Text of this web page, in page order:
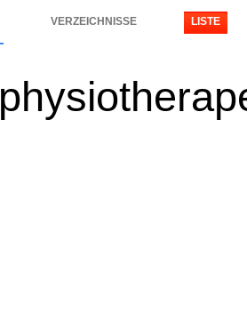
VERZEICHNISSE LISTE